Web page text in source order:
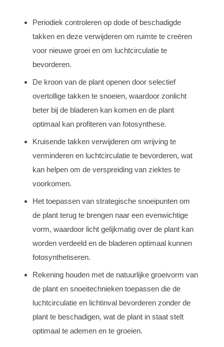
Periodiek controleren op dode of beschadigde
takken en deze verwijderen om ruimte te creëren
voor nieuwe groei en om luchtcirculatie te
bevorderen.
De kroon van de plant openen door selectief
overtollige takken te snoeien, waardoor zonlicht
beter bij de bladeren kan komen en de plant
optimaal kan profiteren van fotosynthese.
Kruisende takken verwijderen om wrijving te
verminderen en luchtcirculatie te bevorderen, wat
kan helpen om de verspreiding van ziektes te
voorkomen.
Het toepassen van strategische snoeipunten om
de plant terug te brengen naar een evenwichtige
vorm, waardoor licht gelijkmatig over de plant kan
worden verdeeld en de bladeren optimaal kunnen
fotosynthetiseren.
Rekening houden met de natuurlijke groeivorm van
de plant en snoeitechnieken toepassen die de
luchtcirculatie en lichtinval bevorderen zonder de
plant te beschadigen, wat de plant in staat stelt
optimaal te ademen en te groeien.